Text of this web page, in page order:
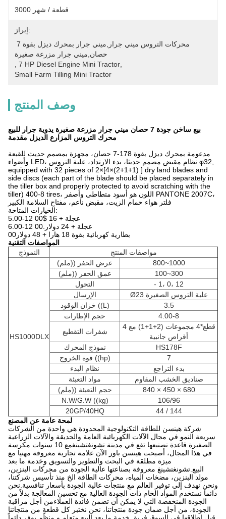
3000 قطعة / شهر
إبراز:
حصان,ميني جرار مزرعة صغيرة
7 HP Diesel Engine Mini Tractor
Small Farm Tilling Mini Tractor
وصف المنتج
بيع ساخن جودة 7 حصان ميني جرار مزرعة صغيرة يدوية جرار للبيع
محرك التروس المزارع الديزل مقدمة
مدعومة بمحرك ديزل بقوة 178-7 حصان، مجهزة بمصمم حديث للقبعة
وأضواء LED، نظام مقبض مصمم حديثا، بدء الارتداد، علبة التروس φ32,
equipped with 32 pieces of 2×[4×(2+1+1) ] dry land blades and
side discs (each part of the blade should be placed separately in
the tiller box and properly protected to avoid scratching with the
tiller) 400-8 tires، اللون هو أسود متطاطى وأصفر PANTONE 2007C،
فلتر هواء حمام الزيت، مقبض ناعم، مفتاح السلامة الكبير
الخيارات المتاحة:
5.00-12 عجلة + 16 $00
6.00-12 عجلة + 24 دولار.00
بطارية كهربائية بقوة 18 هارا + 48 دولار00
المواصفات التقنية
النموذج
مواصفات المنتج
HS1000DLX
عرض الحفر ((ملم)
800~1000
عمق الحفر ((ملم)
100~300
التحول
- 1، 0، 12
الإرسال
Ø23 علبة التروس الصغيرة
خزان الوقود ((L)
3.5
حجم الإطارات
4.00-8
شفرات التقطيع
4 قطع*4 مجموعات (2+1+1) مع
أقراص جانبية
نموذج المحرك
HS178F
قوة الخروج ((hp)
7
نظام البدء
بدء التراجع
مواد التعبئة
صناديق الخشب المقاوم
حجم التعبئة ((ملم)
840 × 450 × 680
N.W/G.W ((kg)
106/96
20GP/40HQ
44 / 144
لمحة عامة عن المصنع
شركة هينسن للطاقة التكنولوجية المحدودة هي واحدة من الشركات
سريعة النمو في مجال الآلات الكهربائية العامة والحديقة والآلات الزراعية
الصغيرة.قاعدة تصنيعها تقع في مدينة تشونغتشينغمع 10 سنوات مكرسة
في هذا المجال، أصبحت هينسن باور الآن علامة تجارية معروفة مهنيا مع
ميزة مطلقة في البحث والتطوير والتسويق وخدمة ما بعد
البيع.تشونغتشينغ معروفة بصناعتها عالية الجودة من محركات البنزين،
مولد البنزين، مضخات المياه، محركات الطاقة الخ منذ تأسيس شركتنا،
ونحن نهدف إلى توفير العالم مع منتجات عالية الجودة بأسعار تنافسية.نحن
دائماً نستخدم المواد الخام ذات الجودة العالية مع تحسين المعالجة بدلاً من
الجودة المنخفضة التي لا يمكن أن تضمن فائدة العملاءمن أجل مراقبة
الجودة، من أجل ضمان جودة منتجاتنا، نحن نختبر كل قطعة من منتجاتنا